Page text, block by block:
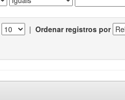
| Ordenar registros por